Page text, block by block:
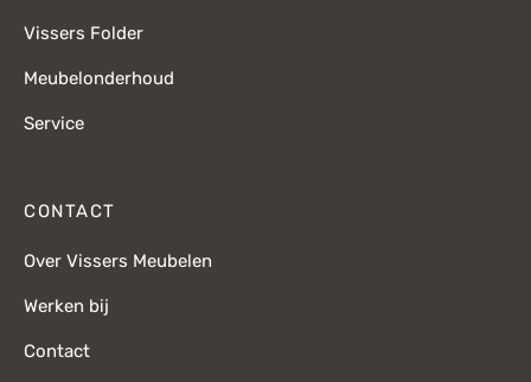
Vissers Folder
Meubelonderhoud
Service
CONTACT
Over Vissers Meubelen
Werken bij
Contact